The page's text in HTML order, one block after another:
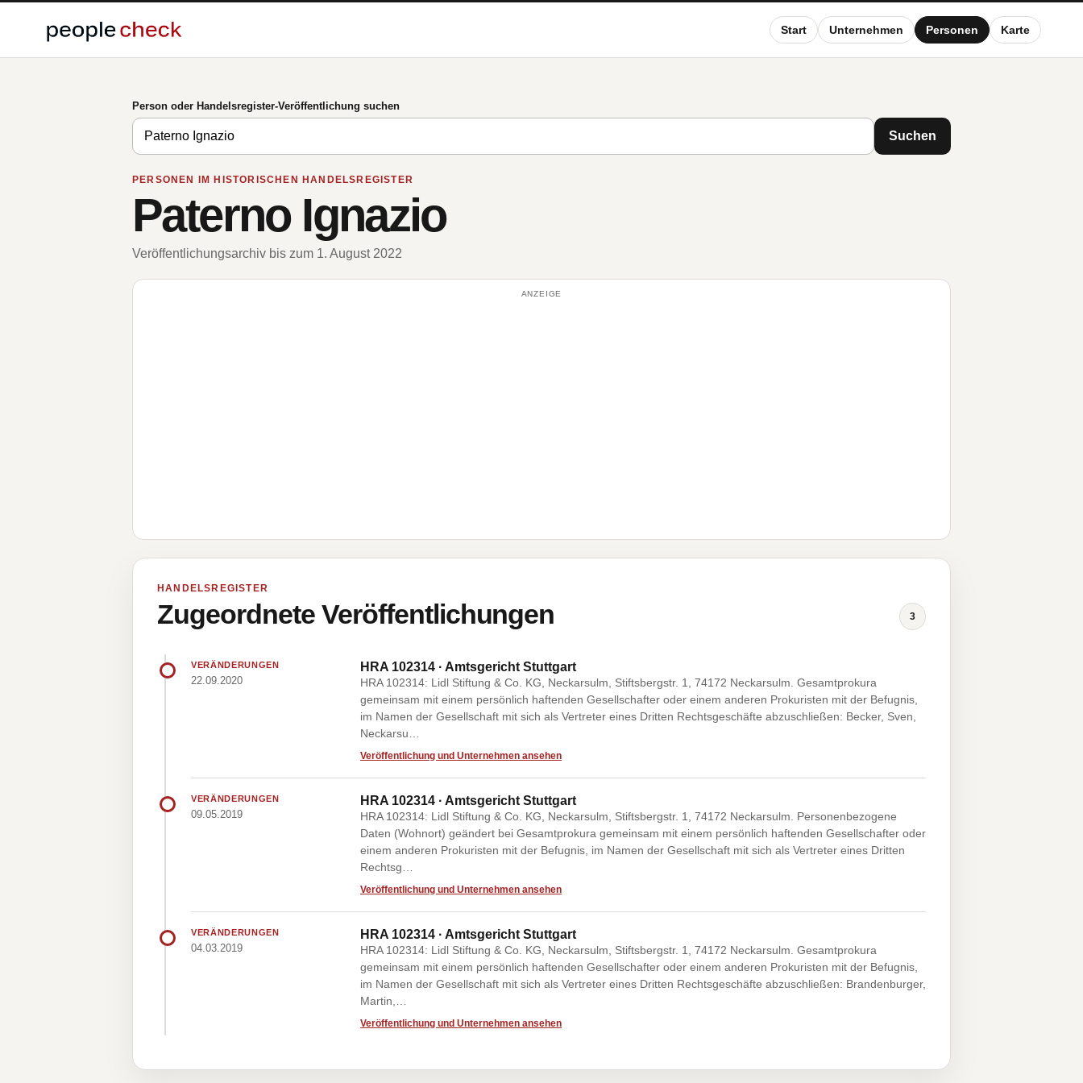
Start Unternehmen Personen Karte
Person oder Handelsregister-Veröffentlichung suchen
Suchen
PERSONEN IM HISTORISCHEN HANDELSREGISTER
Paterno Ignazio
Veröffentlichungsarchiv bis zum 1. August 2022
ANZEIGE
HANDELSREGISTER
Zugeordnete Veröffentlichungen 3
VERÄNDERUNGEN
22.09.2020
HRA 102314 · Amtsgericht Stuttgart
HRA 102314: Lidl Stiftung & Co. KG, Neckarsulm, Stiftsbergstr. 1, 74172 Neckarsulm. Gesamtprokura
gemeinsam mit einem persönlich haftenden Gesellschafter oder einem anderen Prokuristen mit der Befugnis,
im Namen der Gesellschaft mit sich als Vertreter eines Dritten Rechtsgeschäfte abzuschließen: Becker, Sven,
Neckarsu…
Veröffentlichung und Unternehmen ansehen
VERÄNDERUNGEN
09.05.2019
HRA 102314 · Amtsgericht Stuttgart
HRA 102314: Lidl Stiftung & Co. KG, Neckarsulm, Stiftsbergstr. 1, 74172 Neckarsulm. Personenbezogene
Daten (Wohnort) geändert bei Gesamtprokura gemeinsam mit einem persönlich haftenden Gesellschafter oder
einem anderen Prokuristen mit der Befugnis, im Namen der Gesellschaft mit sich als Vertreter eines Dritten
Rechtsg…
Veröffentlichung und Unternehmen ansehen
VERÄNDERUNGEN
04.03.2019
HRA 102314 · Amtsgericht Stuttgart
HRA 102314: Lidl Stiftung & Co. KG, Neckarsulm, Stiftsbergstr. 1, 74172 Neckarsulm. Gesamtprokura
gemeinsam mit einem persönlich haftenden Gesellschafter oder einem anderen Prokuristen mit der Befugnis,
im Namen der Gesellschaft mit sich als Vertreter eines Dritten Rechtsgeschäfte abzuschließen: Brandenburger,
Martin,…
Veröffentlichung und Unternehmen ansehen